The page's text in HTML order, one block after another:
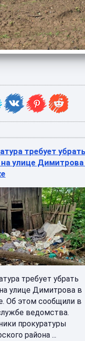
требует убрать
на улице Димитрова
требует убрать
улице Димитрова в
Об этом сообщили в
ведомства.
прокуратуры
района ...